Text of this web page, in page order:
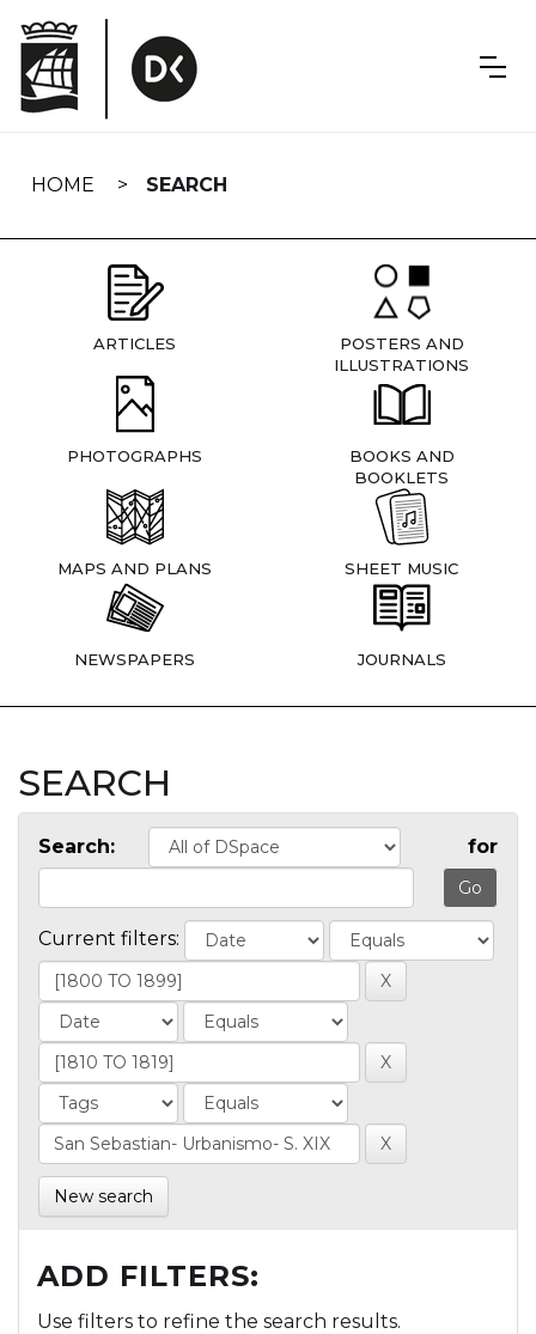
navigation
HOME SEARCH
ARTICLES
POSTERS AND
ILLUSTRATIONS
PHOTOGRAPHS
BOOKS AND
BOOKLETS
MAPS AND PLANS SHEET MUSIC
NEWSPAPERS JOURNALS
SEARCH
Search: for
Current filters:
New search
ADD FILTERS:
Use filters to refine the search results.